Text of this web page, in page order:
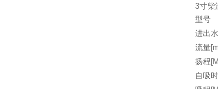
3寸柴
型号
进出
流量
扬程
自吸